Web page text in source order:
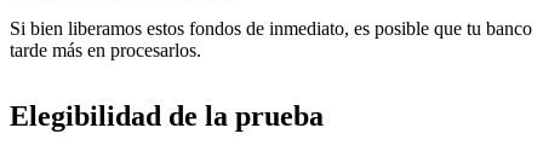
Si bien liberamos estos fondos de inmediato, es posible que tu banco
tarde más en procesarlos.
Elegibilidad de la prueba